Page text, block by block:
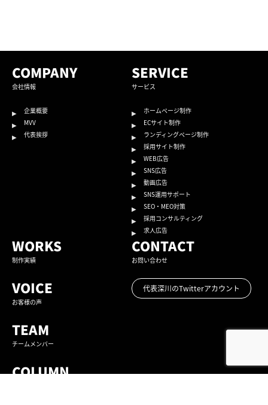
COMPANY
会社情報
企業概要
MVV
代表挨拶
SERVICE
サービス
ホームページ制作
ECサイト制作
ランディングページ制作
採用サイト制作
WEB広告
SNS広告
動画広告
SNS運用サポート
SEO・MEO対策
採用コンサルティング
求人広告
WORKS
制作実績
VOICE
お客様の声
TEAM
チームメンバー
COLUMN
CONTACT
お問い合わせ
代表深川のTwitterアカウント